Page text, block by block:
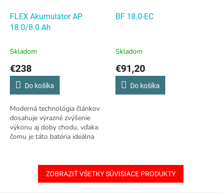
FLEX Akumulátor AP
18.0/8.0 Ah
Skladom
€238
Do košíka
Moderná technológia článkov
dosahuje výrazné zvýšenie
výkonu aj doby chodu, vďaka
čomu je táto batéria ideálna
BF 18.0-EC
Skladom
€91,20
Do košíka
ZOBRAZIŤ VŠETKY SÚVISIACE PRODUKTY